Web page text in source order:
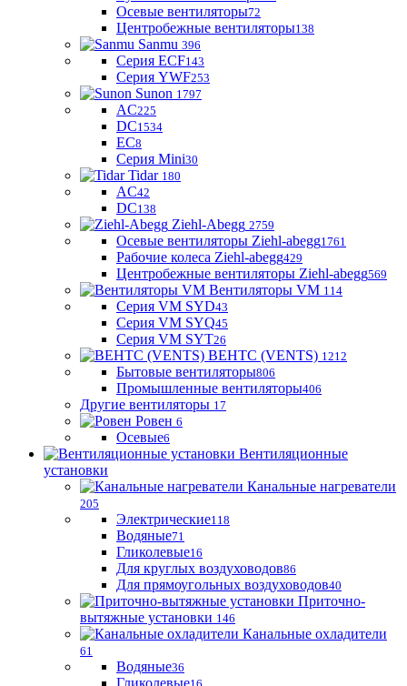
Осевые вентиляторы72
Центробежные вентиляторы138
Sanmu 396
Серия ECF143
Серия YWF253
Sunon 1797
AC225
DC1534
EC8
Серия Mini30
Tidar 180
AC42
DC138
Ziehl-Abegg 2759
Осевые вентиляторы Ziehl-abegg1761
Рабочие колеса Ziehl-abegg429
Центробежные вентиляторы Ziehl-abegg569
Вентиляторы VM 114
Серия VM SYD43
Серия VM SYQ45
Серия VM SYT26
ВЕНТС (VENTS) 1212
Бытовые вентиляторы806
Промышленные вентиляторы406
Другие вентиляторы 17
Ровен 6
Осевые6
Вентиляционные
установки
Канальные нагреватели
205
Электрические118
Водяные71
Гликолевые16
Для круглых воздуховодов86
Для прямоугольных воздуховодов40
Приточно-
вытяжные установки 146
Канальные охладители
61
Водяные36
Гликолевые